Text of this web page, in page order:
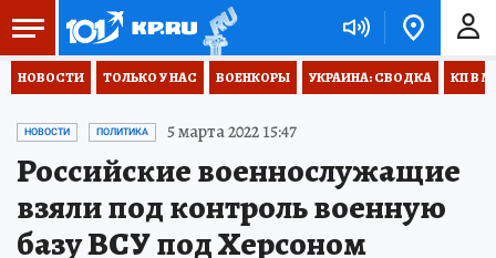
НОВОСТИ ТОЛЬКО У НАС ВОЕНКОРЫ УКРАИНА: СВОДКА КП В
НОВОСТИ ПОЛИТИКА 5 марта 2022 15:47
Российские военнослужащие
взяли под контроль военную
базу ВСУ под Херсоном